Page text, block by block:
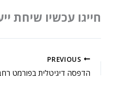
חייגו עכשיו שיחת ייעוץ,
הדפסה דיגיטלית בפורמט